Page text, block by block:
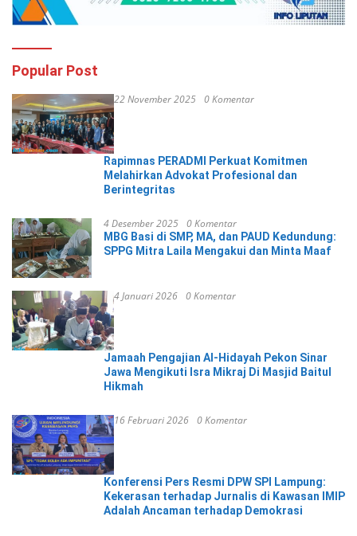
Popular Post
22 November 2025 0 Komentar
Rapimnas PERADMI Perkuat Komitmen
Melahirkan Advokat Profesional dan
Berintegritas
4 Desember 2025 0 Komentar
MBG Basi di SMP, MA, dan PAUD Kedundung:
SPPG Mitra Laila Mengakui dan Minta Maaf
4 Januari 2026 0 Komentar
Jamaah Pengajian Al-Hidayah Pekon Sinar
Jawa Mengikuti Isra Mikraj Di Masjid Baitul
Hikmah
16 Februari 2026 0 Komentar
Konferensi Pers Resmi DPW SPI Lampung:
Kekerasan terhadap Jurnalis di Kawasan IMIP
Adalah Ancaman terhadap Demokrasi